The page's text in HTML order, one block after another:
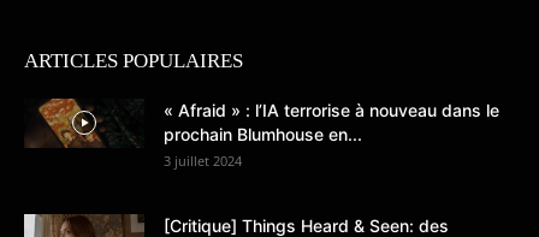
ARTICLES POPULAIRES
« Afraid » : l’IA terrorise à nouveau dans le
prochain Blumhouse en...
3 juillet 2024
[Critique] Things Heard & Seen: des